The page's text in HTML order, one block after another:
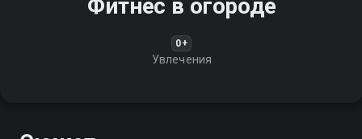
Фитнес в огороде
0+
Увлечения